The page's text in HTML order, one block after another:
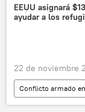
EEUU asignará
ayudar a los
22 de noviembre
Conflicto armado
noticias